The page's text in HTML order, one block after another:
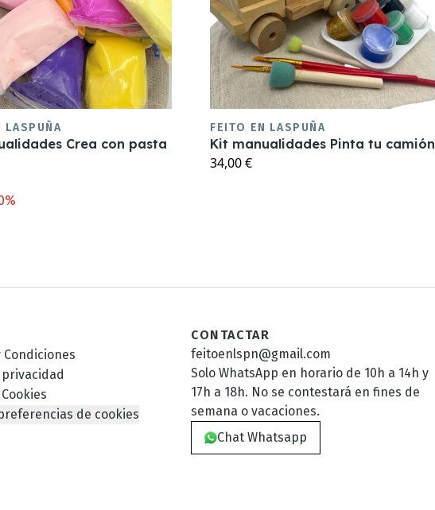
LASPUÑA
Crea con pasta
FEITO EN LASPUÑA
Kit manualidades Pinta tu camión
34,00 €
Condiciones
de cookies
CONTACTAR
feitoenlspn@gmail.com
Solo WhatsApp en horario de 10h a 14h y
17h a 18h. No se contestará en fines de
semana o vacaciones.
Chat Whatsapp